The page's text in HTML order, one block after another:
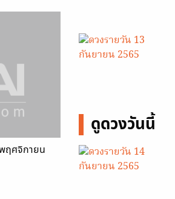
ฤศจิกายน
ดูดวงวันนี้